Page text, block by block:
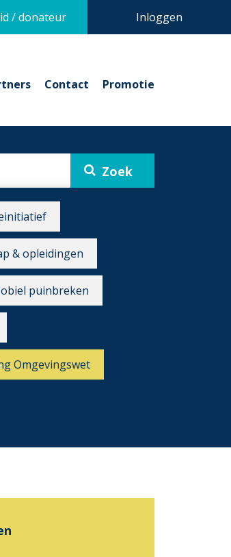
Inloggen
/ donateur
Contact Promotie
& opleidingen
puinbreken
Omgevingswet